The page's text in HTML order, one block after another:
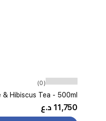
(0)
Hibiscus Tea - 500ml
11,750 د.ع